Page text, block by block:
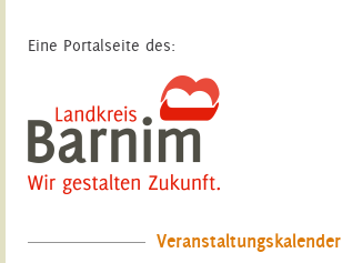
Eine Portalseite des:
Veranstaltungskalender